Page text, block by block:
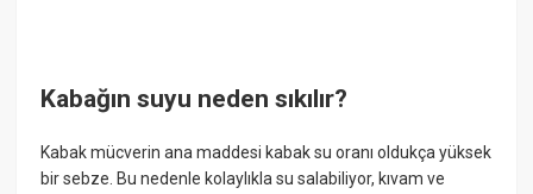
Kabağın suyu neden sıkılır?
Kabak mücverin ana maddesi kabak su oranı oldukça yüksek
bir sebze. Bu nedenle kolaylıkla su salabiliyor, kıvam ve